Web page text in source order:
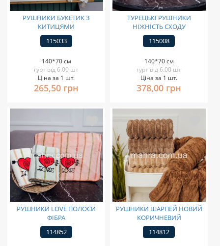
РУШНИКИ БУКЕТИК З
КИТИЦЯМИ
115033
140*70 см
гурт від 6.00 шт
Ціна за 1 шт.
265,50 грн
ТУРЕЦЬКІ РУШНИКИ
НІЖНІСТЬ СХОДУ
115008
140*70 см
гурт від 6.00 шт
Ціна за 1 шт.
378,00 грн
РУШНИКИ LOVE ПОЛОСИ
ФІБРА
114852
РУШНИКИ ШАРПЕЙ НОВИЙ
КОРИЧНЕВИЙ
114812